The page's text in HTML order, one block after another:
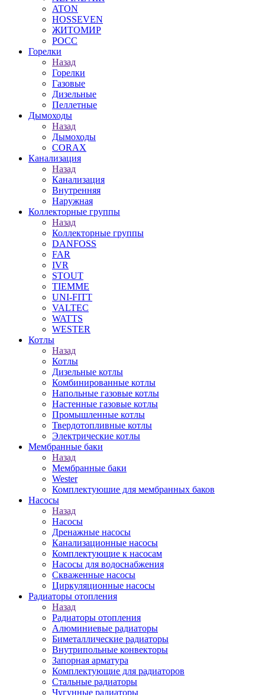
ATON
HOSSEVEN
ЖИТОМИР
РОСС
Горелки
Назад
Горелки
Газовые
Дизельные
Пеллетные
Дымоходы
Назад
Дымоходы
CORAX
Канализация
Назад
Канализация
Внутренняя
Наружная
Коллекторные группы
Назад
Коллекторные группы
DANFOSS
FAR
IVR
STOUT
TIEMME
UNI-FITT
VALTEC
WATTS
WESTER
Котлы
Назад
Котлы
Дизельные котлы
Комбинированные котлы
Напольные газовые котлы
Настенные газовые котлы
Промышленные котлы
Твердотопливные котлы
Электрические котлы
Мембранные баки
Назад
Мембранные баки
Wester
Комплектуюшие для мембранных баков
Насосы
Назад
Насосы
Дренажные насосы
Канализационные насосы
Комплектующие к насосам
Насосы для водоснабжения
Скваженные насосы
Циркуляционные насосы
Радиаторы отопления
Назад
Радиаторы отопления
Алюминиевые радиаторы
Биметаллические радиаторы
Внутрипольные конвекторы
Запорная арматура
Комплектующие для радиаторов
Стальные радиаторы
Чугунные радиаторы